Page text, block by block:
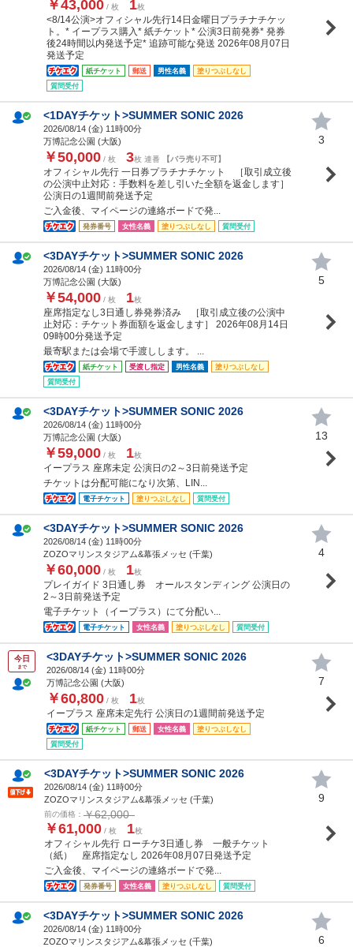
￥43,000 / 枚 1枚
<8/14公演>オフィシャル先行14日金曜日プラチナチケッ
ト。* イープラス購入* 紙チケット* 公演3日前発券* 発券
後24時間以内発送予定* 追跡可能な発送 2026年08月07日
発送予定
紙チケット 郵送 男性名義
塗りつぶしなし
質問受付
<1DAYチケット>SUMMER SONIC 2026
2026/08/14 (金) 11時00分
万博記念公園 (大阪)
￥50,000 / 枚 3枚 連番 【バラ売り不可】
オフィシャル先行 一日券プラチナチケット ［取引成立後
の公演中止対応：手数料を差し引いた全額を返金します］
公演日の1週間前発送予定
ご入金後、マイページの連絡ボードで発...
発券番号 女性名義 塗りつぶしなし 質問受付
3
<3DAYチケット>SUMMER SONIC 2026
2026/08/14 (金) 11時00分
万博記念公園 (大阪)
￥54,000 / 枚 1枚
座席指定なし3日通し券発券済み ［取引成立後の公演中
止対応：チケット券面額を返金します］ 2026年08月14日
09時00分発送予定
最寄駅または会場で手渡しします。 ...
紙チケット 受渡し指定 男性名義
塗りつぶしなし
質問受付
5
<3DAYチケット>SUMMER SONIC 2026
2026/08/14 (金) 11時00分
万博記念公園 (大阪)
￥59,000 / 枚 1枚
イープラス 座席未定 公演日の2～3日前発送予定
チケットは分配可能になり次第、LIN...
電子チケット 塗りつぶしなし 質問受付
13
<3DAYチケット>SUMMER SONIC 2026
2026/08/14 (金) 11時00分
ZOZOマリンスタジアム&幕張メッセ (千葉)
￥60,000 / 枚 1枚
プレイガイド 3日通し券 オールスタンディング 公演日の
2～3日前発送予定
電子チケット（イープラス）にて分配い...
電子チケット 女性名義 塗りつぶしなし 質問受付
4
今日
まで
<3DAYチケット>SUMMER SONIC 2026
2026/08/14 (金) 11時00分
万博記念公園 (大阪)
￥60,800 / 枚 1枚
イープラス 座席未定先行 公演日の1週間前発送予定
紙チケット 郵送 女性名義
塗りつぶしなし
質問受付
7
<3DAYチケット>SUMMER SONIC 2026
2026/08/14 (金) 11時00分
ZOZOマリンスタジアム&幕張メッセ (千葉)
前の価格： ￥62,000
￥61,000 / 枚 1枚
オフィシャル先行 ローチケ3日通し券 一般チケット
（紙） 座席指定なし 2026年08月07日発送予定
ご入金後、マイページの連絡ボードで発...
発券番号 女性名義 塗りつぶしなし 質問受付
9
<3DAYチケット>SUMMER SONIC 2026
2026/08/14 (金) 11時00分
ZOZOマリンスタジアム&幕張メッセ (千葉)
6